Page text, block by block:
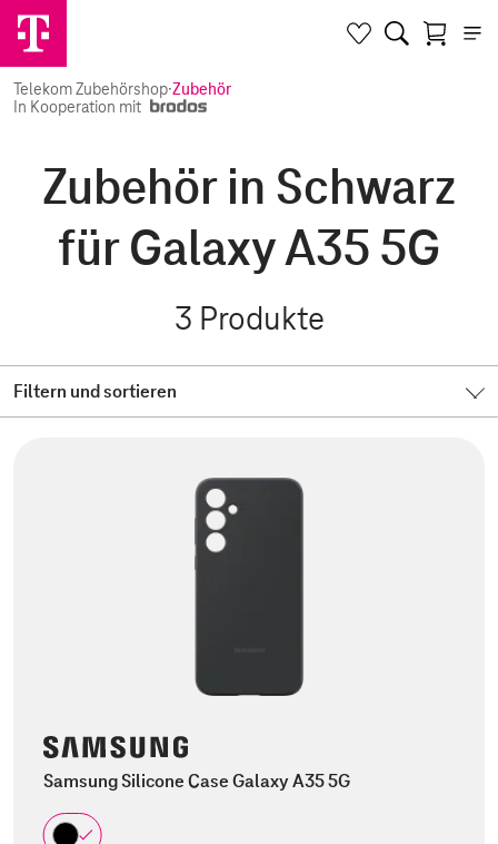
Telekom Zubehörshop·Zubehör
In Kooperation mit
Zubehör in Schwarz
für Galaxy A35 5G
3 Produkte
Filtern und sortieren
Samsung Silicone Case Galaxy A35 5G